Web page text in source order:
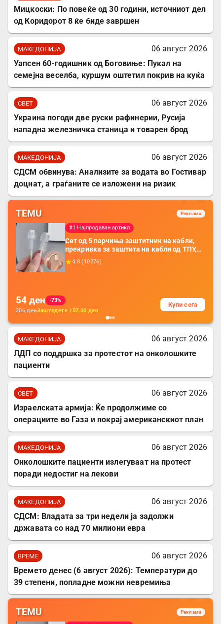
Мицкоски: По повеќе од 30 години, источниот дел
од Коридорот 8 ќе биде завршен
МАКЕДОНИЈА
06 август 2026
Уапсен 60-годишник од Боговиње: Пукал на
семејна веселба, куршум оштетил покрив на куќа
СВЕТ
06 август 2026
Украина погоди две руски рафинерии, Русија
нападна железничка станица и товарен брод
МАКЕДОНИЈА
06 август 2026
СДСМ обвинува: Анализите за водата во Гостивар
доцнат, а граѓаните се изложени на ризик
TEMU Реклама
#1 Најпродаван артикл
Сет од 5 парчиња заштитник на кабли,
прекривка за заштита на кабли од ТПУ,
додатоци за заштита на кабли, без
батерија, за мобилни телефони, комплет
4.8 ( 10276)
54 ден
-73%
206денЗаштедете 152.00 ден
Купи сега
МАКЕДОНИЈА
06 август 2026
ЛДП со поддршка за протестот на онколошките
пациенти
СВЕТ
06 август 2026
Израелската армија: Ќе продолжиме со
операциите во Газа и покрај американскиот план
МАКЕДОНИЈА
06 август 2026
Онколошките пациенти излегуваат на протест
поради недостиг на лекови
МАКЕДОНИЈА
06 август 2026
СДСМ: Владата за три недели ја задолжи
државата со над 70 милиони евра
ВРЕМЕ
06 август 2026
Времето денес (6 август 2026): Температури до
39 степени, попладне можни невремиња
TEMU Реклама